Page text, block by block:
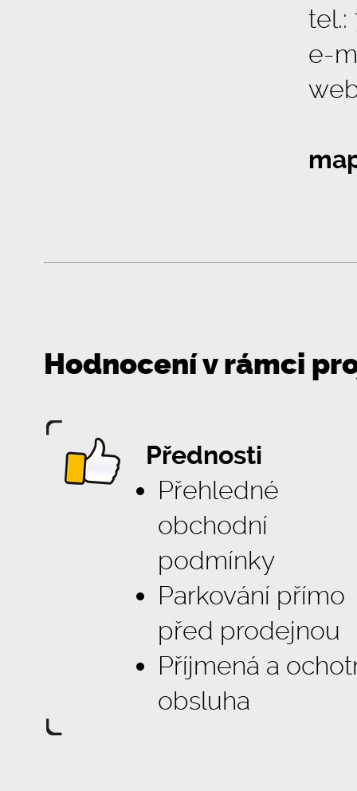
tel.:
e-
Hodnocení v rámci
Přednosti
Přehledné
obchodní
podmínky
Parkování přímo
před prodejnou
Příjmená a
obsluha